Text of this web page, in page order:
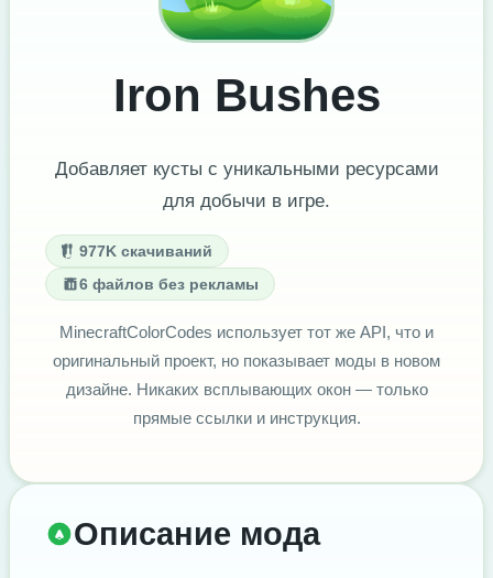
Iron Bushes
Добавляет кусты с уникальными ресурсами
для добычи в игре.
977K скачиваний
6 файлов без рекламы
MinecraftColorCodes использует тот же API, что и
оригинальный проект, но показывает моды в новом
дизайне. Никаких всплывающих окон — только
прямые ссылки и инструкция.
Описание мода